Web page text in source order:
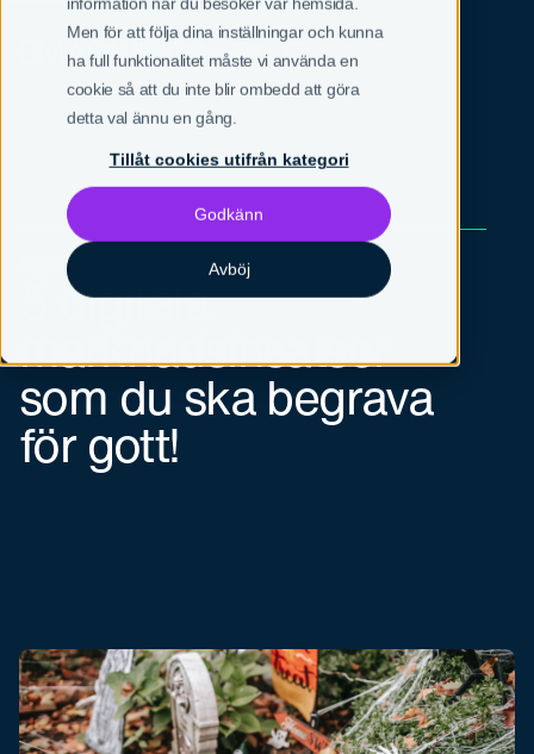
Men för att följa dina inställningar och kunna
ha full funktionalitet måste vi använda en
cookie så att du inte blir ombedd att göra
detta val ännu en gång.
Tillåt cookies utifrån kategori
Godkänn
Avböj
SVEN
Digital strategi
5 digitala
marknadsinsatser
som du ska begrava
för gott!